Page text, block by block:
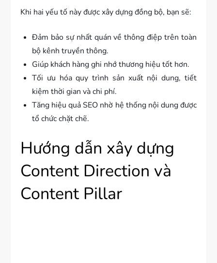
Khi hai yếu tố này được xây dựng đồng bộ, bạn sẽ:
Đảm bảo sự nhất quán về thông điệp trên toàn
bộ kênh truyền thông.
Giúp khách hàng ghi nhớ thương hiệu tốt hơn.
Tối ưu hóa quy trình sản xuất nội dung, tiết
kiệm thời gian và chi phí.
Tăng hiệu quả SEO nhờ hệ thống nội dung được
tổ chức chặt chẽ.
Hướng dẫn xây dựng
Content Direction và
Content Pillar